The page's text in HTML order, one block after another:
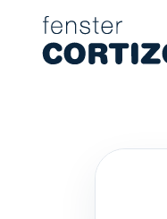
Cortizo Fenster ist ein
Produkte
Beratung